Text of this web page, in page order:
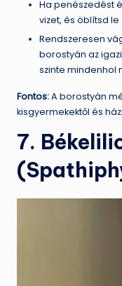
Ha penészedést
vizet, és öblítsd
Rendszeresen
borostyán az
szinte mindenhol
Fontos:A borostyán
kisgyermekektől és
7.